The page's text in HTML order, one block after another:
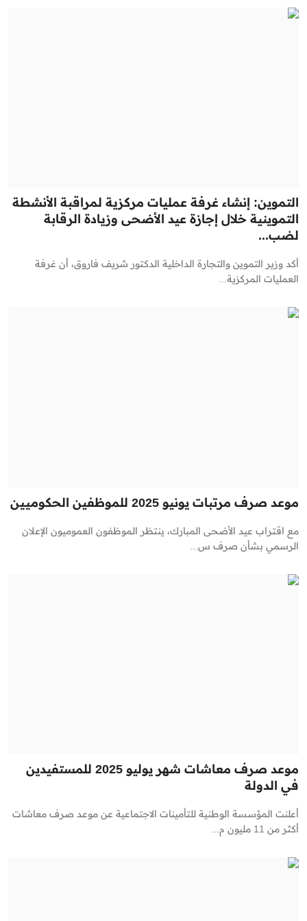
التموين: إنشاء غرفة عمليات مركزية لمراقبة الأنشطة
التموينية خلال إجازة عيد الأضحى وزيادة الرقابة
لضب...
أكد وزير التموين والتجارة الداخلية الدكتور شريف فاروق، أن غرفة
العمليات المركزية...
موعد صرف مرتبات يونيو 2025 للموظفين الحكوميين
مع اقتراب عيد الأضحى المبارك، ينتظر الموظفون العموميون الإعلان
الرسمي بشأن صرف س...
موعد صرف معاشات شهر يوليو 2025 للمستفيدين
في الدولة
أعلنت المؤسسة الوطنية للتأمينات الاجتماعية عن موعد صرف معاشات
أكثر من 11 مليون م...